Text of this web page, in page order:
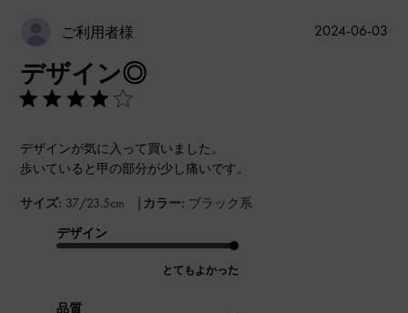
ご利用者様
デザイン◎
デザインが気に入って買いました。
歩いていると甲の部分が少し痛いです。
サイズ: 37/23.5cm | カラー: ブラック系
デザイン
とてもよかった
品質
公
2024-06-03